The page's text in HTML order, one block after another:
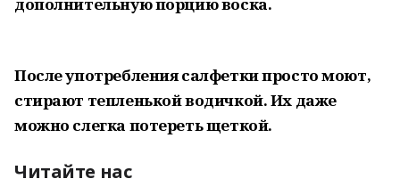
После употребления салфетки просто моют,
стирают тепленькой водичкой. Их даже
можно слегка потереть щеткой.
Читайте нас